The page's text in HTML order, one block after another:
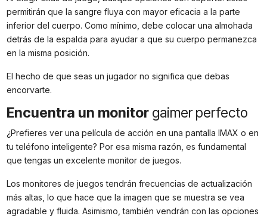
permitirán que la sangre fluya con mayor eficacia a la parte
inferior del cuerpo. Como mínimo, debe colocar una almohada
detrás de la espalda para ayudar a que su cuerpo permanezca
en la misma posición.
El hecho de que seas un jugador no significa que debas
encorvarte.
Encuentra un monitor gaimer perfecto
¿Prefieres ver una película de acción en una pantalla IMAX o en
tu teléfono inteligente? Por esa misma razón, es fundamental
que tengas un excelente monitor de juegos.
Los monitores de juegos tendrán frecuencias de actualización
más altas, lo que hace que la imagen que se muestra se vea
agradable y fluida. Asimismo, también vendrán con las opciones